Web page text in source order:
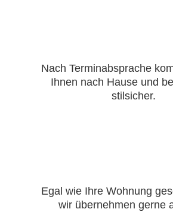
Nach Terminabsprache
Ihnen nach Hause und
stilsicher.
Egal wie Ihre Wohnung
wir übernehmen gerne